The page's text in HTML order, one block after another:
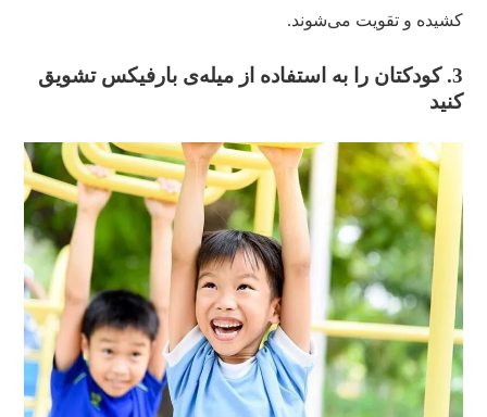
کشیده و تقویت می‌شوند.
3. کودکتان را به استفاده از میله‌ی بارفیکس تشویق
کنید